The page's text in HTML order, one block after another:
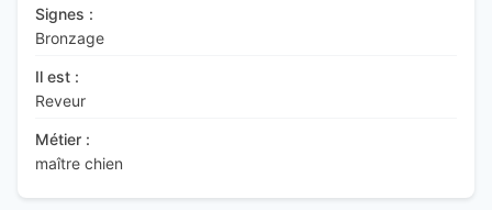
Signes :
Bronzage
Il est :
Reveur
Métier :
maître chien